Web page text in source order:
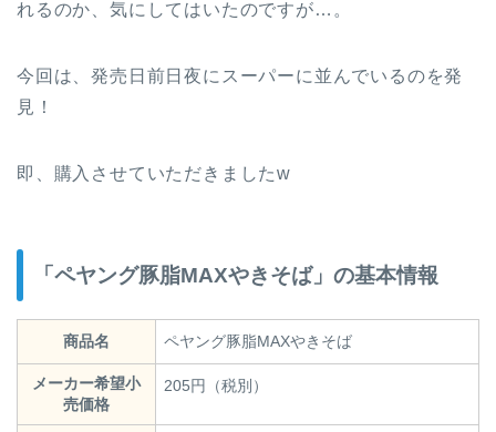
れるのか、気にしてはいたのですが…。
今回は、発売日前日夜にスーパーに並んでいるのを発
見！
即、購入させていただきましたw
「ペヤング豚脂MAXやきそば」の基本情報
商品名 ペヤング豚脂MAXやきそば
メーカー希望小
売価格
205円（税別）